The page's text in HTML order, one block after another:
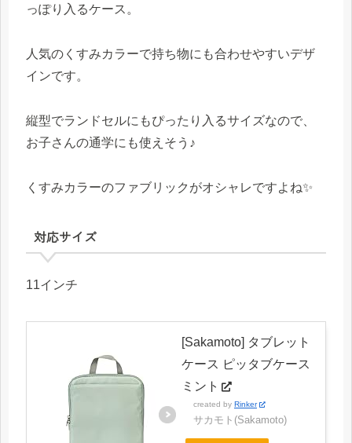
っぽり入るケース。
人気のくすみカラーで持ち物にも合わせやすいデザ
インです。
縦型でランドセルにもぴったり入るサイズなので、
お子さんの通学にも使えそう♪
くすみカラーのファブリックがオシャレですよね✨
対応サイズ
11インチ
[Sakamoto] タブレット
ケース ピッタブケース
ミント
created by Rinker
サカモト(Sakamoto)